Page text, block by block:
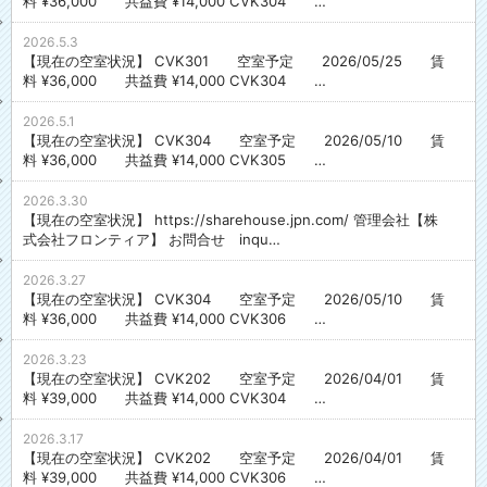
2026.5.3
【現在の空室状況】 CVK301 空室予定 2026/05/25 賃
料 ¥36,000 共益費 ¥14,000 CVK304 …
2026.5.1
【現在の空室状況】 CVK304 空室予定 2026/05/10 賃
料 ¥36,000 共益費 ¥14,000 CVK305 …
2026.3.30
【現在の空室状況】 https://sharehouse.jpn.com/ 管理会社【株
式会社フロンティア】 お問合せ inqu…
2026.3.27
【現在の空室状況】 CVK304 空室予定 2026/05/10 賃
料 ¥36,000 共益費 ¥14,000 CVK306 …
2026.3.23
【現在の空室状況】 CVK202 空室予定 2026/04/01 賃
料 ¥39,000 共益費 ¥14,000 CVK304 …
2026.3.17
【現在の空室状況】 CVK202 空室予定 2026/04/01 賃
料 ¥39,000 共益費 ¥14,000 CVK306 …